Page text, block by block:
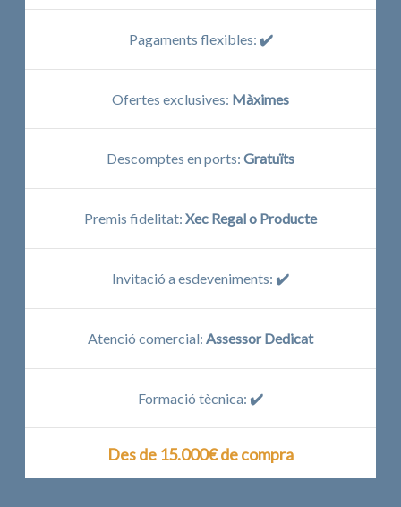
Pagaments flexibles: ✔️
Ofertes exclusives: Màximes
Descomptes en ports: Gratuïts
Premis fidelitat: Xec Regal o Producte
Invitació a esdeveniments: ✔️
Atenció comercial: Assessor Dedicat
Formació tècnica: ✔️
Des de 15.000€ de compra